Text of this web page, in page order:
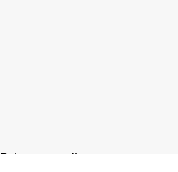
Privacy policy